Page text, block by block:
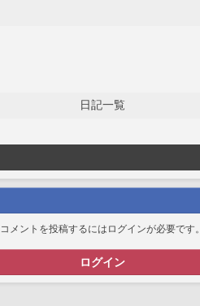
日記一覧
コメントを投稿するにはログインが必要です。
ログイン